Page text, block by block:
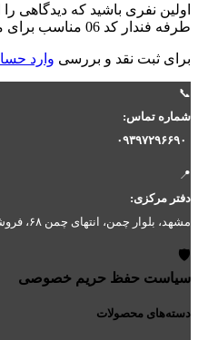
طرفه فندار کد 06 مناسب برای موتورسیکلت و ماشین”
برای ثبت نقد و بررسی وارد
📞
شماره تماس:
۰۹۳۹۷۲۹۶۶۹۰
📍
دفتر مرکزی:
مشهد، بلوار چمن، انتهای چمن ۶۸، فروشگاه مستر یدک
🛡️
سیاست حفظ حریم خصوصی
دسته‌های محصولات